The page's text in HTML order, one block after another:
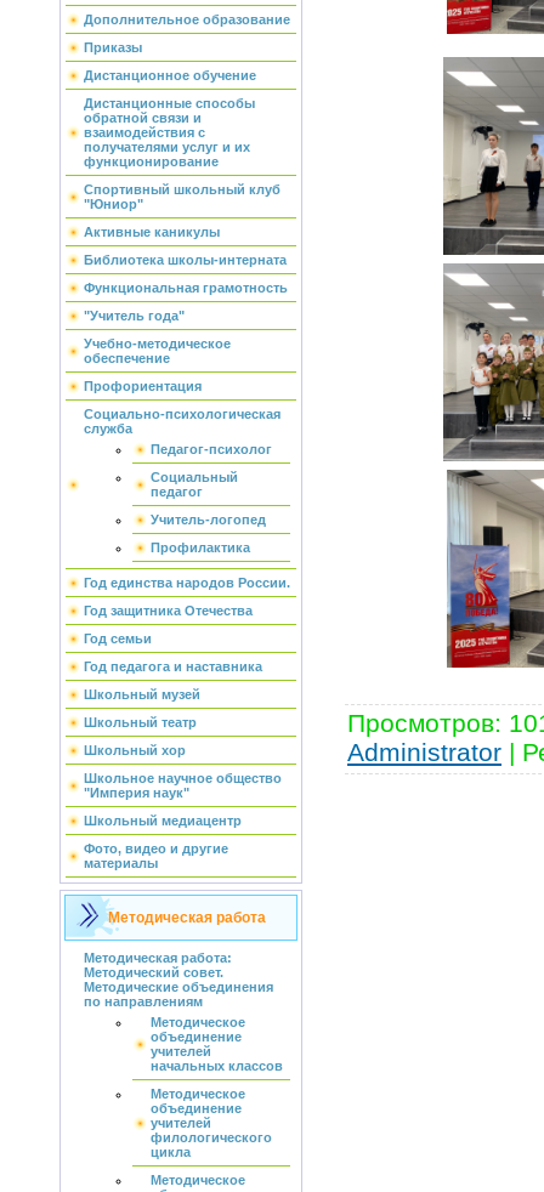
Дополнительное образование
Приказы
Дистанционное обучение
Дистанционные способы
обратной связи и
взаимодействия с
получателями услуг и их
функционирование
Спортивный школьный клуб
"Юниор"
Активные каникулы
Библиотека школы-интерната
Функциональная грамотность
"Учитель года"
Учебно-методическое
обеспечение
Профориентация
Социально-психологическая
служба
Педагог-психолог
Социальный
педагог
Учитель-логопед
Профилактика
Год единства народов России.
Год защитника Отечества
Год семьи
Год педагога и наставника
Школьный музей
Школьный театр
Школьный хор
Школьное научное общество
"Империя наук"
Школьный медиацентр
Фото, видео и другие
материалы
Методическая работа
Методическая работа:
Методический совет.
Методические объединения
по направлениям
Методическое
объединение
учителей
начальных классов
Методическое
объединение
учителей
филологического
цикла
Методическое
Просмотров:
Administrator |